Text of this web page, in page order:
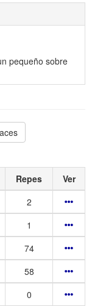
pequeño sobre
Repes
Ver
2
1
74
58
0